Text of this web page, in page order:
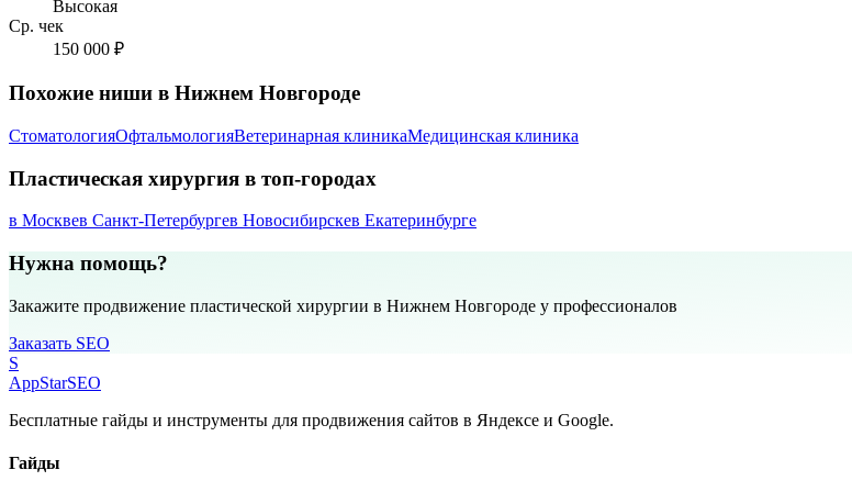
Высокая
Ср. чек
150 000 ₽
Похожие ниши в Нижнем Новгороде
СтоматологияОфтальмологияВетеринарная клиникаМедицинская клиника
Пластическая хирургия в топ-городах
в Москвев Санкт-Петербургев Новосибирскев Екатеринбурге
Нужна помощь?
Закажите продвижение пластической хирургии в Нижнем Новгороде у профессионалов
Заказать SEO
S
AppStarSEO
Бесплатные гайды и инструменты для продвижения сайтов в Яндексе и Google.
Гайды